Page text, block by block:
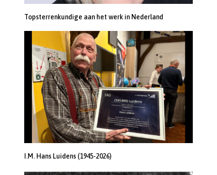
Topsterrenkundige aan het werk in Nederland
I.M. Hans Luidens (1945-2026)